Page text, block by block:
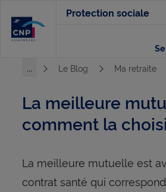
contenu
Protection sociale
...
Le Blog Ma retraite
La meilleure
comment la
La meilleure mutuelle est
contrat santé qui